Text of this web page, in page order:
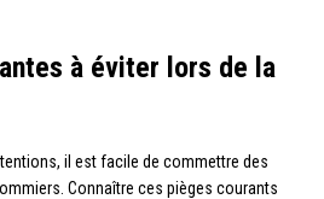
à éviter lors de la
il est facile de commettre des
Connaître ces pièges courants